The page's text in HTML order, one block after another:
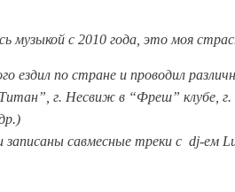
музыкой с 2010 года, это моя
ездил по стране и проводил
г. Несвиж в “Фреш” клубе, г.
записаны савмесные треки с dj-ем